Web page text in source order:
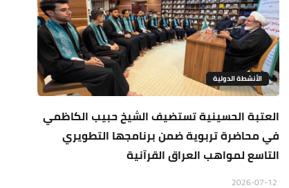
الأنشطة الدولية
العتبة الحسينية تستضيف الشيخ حبيب الكاظمي
في محاضرة تربوية ضمن برنامجها التطويري
التاسع لمواهب العراق القرآنية